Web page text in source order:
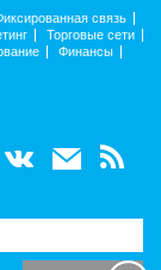
связь
Торговые сети
Финансы